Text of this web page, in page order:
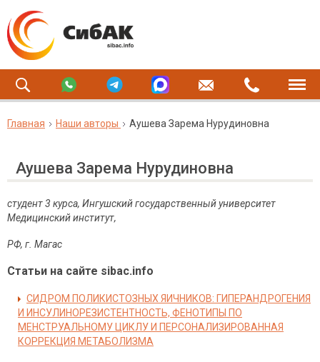
Главная Наши авторы Аушева Зарема Нурудиновна
Аушева Зарема Нурудиновна
студент 3 курса, Ингушский государственный университет
Медицинский институт,
РФ, г. Магас
Статьи на сайте sibac.info
СИДРОМ ПОЛИКИСТОЗНЫХ ЯИЧНИКОВ: ГИПЕРАНДРОГЕНИЯ
И ИНСУЛИНОРЕЗИСТЕНТНОСТЬ, ФЕНОТИПЫ ПО
МЕНСТРУАЛЬНОМУ ЦИКЛУ И ПЕРСОНАЛИЗИРОВАННАЯ
КОРРЕКЦИЯ МЕТАБОЛИЗМА